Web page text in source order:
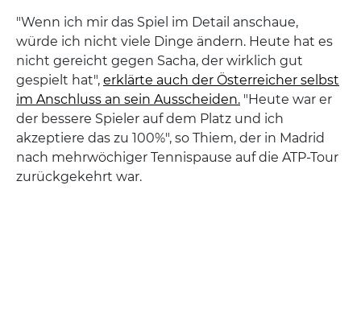
"Wenn ich mir das Spiel im Detail anschaue,
würde ich nicht viele Dinge ändern. Heute hat es
nicht gereicht gegen Sacha, der wirklich gut
gespielt hat", erklärte auch der Österreicher selbst
im Anschluss an sein Ausscheiden. "Heute war er
der bessere Spieler auf dem Platz und ich
akzeptiere das zu 100%", so Thiem, der in Madrid
nach mehrwöchiger Tennispause auf die ATP-Tour
zurückgekehrt war.